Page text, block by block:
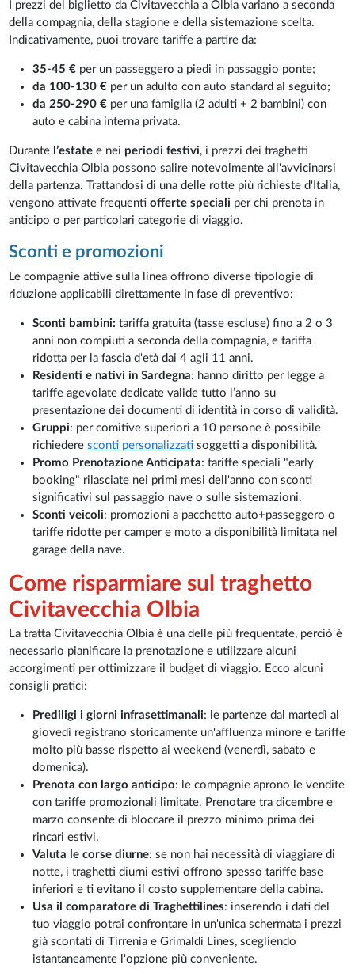
I prezzi del biglietto da Civitavecchia a Olbia variano a seconda
della compagnia, della stagione e della sistemazione scelta.
Indicativamente, puoi trovare tariffe a partire da:
35-45 € per un passeggero a piedi in passaggio ponte;
da 100-130 € per un adulto con auto standard al seguito;
da 250-290 € per una famiglia (2 adulti + 2 bambini) con
auto e cabina interna privata.
Durante l’estate e nei periodi festivi, i prezzi dei traghetti
Civitavecchia Olbia possono salire notevolmente all'avvicinarsi
della partenza. Trattandosi di una delle rotte più richieste d'Italia,
vengono attivate frequentiofferte speciali per chi prenota in
anticipo o per particolari categorie di viaggio.
Sconti e promozioni
Le compagnie attive sulla linea offrono diverse tipologie di
riduzione applicabili direttamente in fase di preventivo:
Sconti bambini: tariffa gratuita (tasse escluse) fino a 2 o 3
anni non compiuti a seconda della compagnia, e tariffa
ridotta per la fascia d'età dai 4 agli 11 anni.
Residenti e nativi in Sardegna: hanno diritto per legge a
tariffe agevolate dedicate valide tutto l’anno su
presentazione dei documenti di identità in corso di validità.
Gruppi: per comitive superiori a 10 persone è possibile
richiederesconti personalizzati soggetti a disponibilità.
Promo Prenotazione Anticipata: tariffe speciali "early
booking" rilasciate nei primi mesi dell'anno con sconti
significativi sul passaggio nave o sulle sistemazioni.
Sconti veicoli: promozioni a pacchetto auto+passeggero o
tariffe ridotte per camper e moto a disponibilità limitata nel
garage della nave.
Come risparmiare sul traghetto
Civitavecchia Olbia
La tratta Civitavecchia Olbia è una delle più frequentate, perciò è
necessario pianificare la prenotazione e utilizzare alcuni
accorgimenti per ottimizzare il budget di viaggio. Ecco alcuni
consigli pratici:
Prediligi i giorni infrasettimanali: le partenze dal martedì al
giovedì registrano storicamente un'affluenza minore e tariffe
molto più basse rispetto ai weekend (venerdì, sabato e
domenica).
Prenota con largo anticipo: le compagnie aprono le vendite
con tariffe promozionali limitate. Prenotare tra dicembre e
marzo consente di bloccare il prezzo minimo prima dei
rincari estivi.
Valuta le corse diurne: se non hai necessità di viaggiare di
notte, i traghetti diurni estivi offrono spesso tariffe base
inferiori e ti evitano il costo supplementare della cabina.
Usa il comparatore di Traghettilines: inserendo i dati del
tuo viaggio potrai confrontare in un'unica schermata i prezzi
già scontati di Tirrenia e Grimaldi Lines, scegliendo
istantaneamente l'opzione più conveniente.